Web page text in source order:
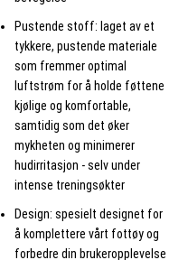
Pustende stoff: laget av et
tykkere, pustende materiale
som fremmer optimal
luftstrøm for å holde føttene
kjølige og komfortable,
samtidig som det øker
mykheten og minimerer
hudirritasjon - selv under
intense treningsøkter
Design: spesielt designet for
å komplettere vårt fottøy og
forbedre din brukeropplevelse